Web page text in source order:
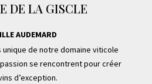
DE LA GISCLE
AUDEMARD
unique de notre domaine viticole
se rencontrent pour créer
d’exception.